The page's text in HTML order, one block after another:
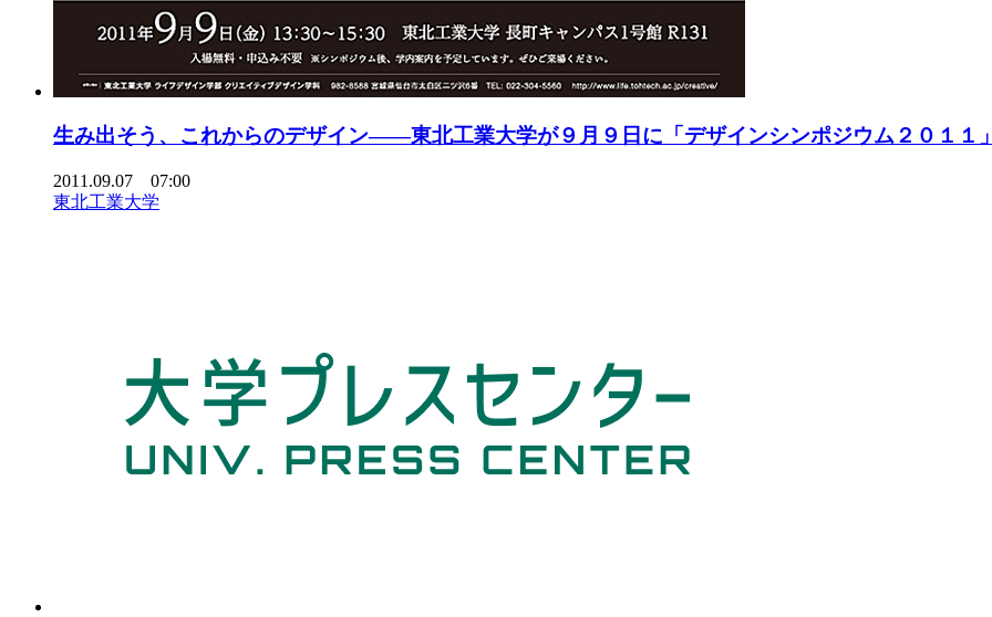
生み出そう、これからのデザイン――東北工業大学が９月９日に「デザインシンポジウム２０１１
2011.09.07 07:00
東北工業大学